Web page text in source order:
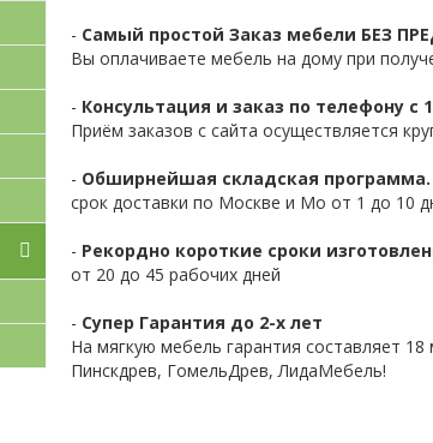
- Самый простой Заказ мебели БЕЗ
Вы оплачиваете мебель на дому при
- Консультация и заказ по телефону с
Приём заказов с сайта осуществляется
- Обширнейшая складская программа.
срок доставки по Москве и Мо от 1 до 10
- Рекордно короткие сроки
от 20 до 45 рабочих дней
- Супер Гарантия до 2-х лет
На мягкую мебель гарантия составляет
Пинскдрев, ГомельДрев, ЛидаМебель!